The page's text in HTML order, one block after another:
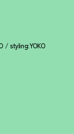
/ styling:YOKO